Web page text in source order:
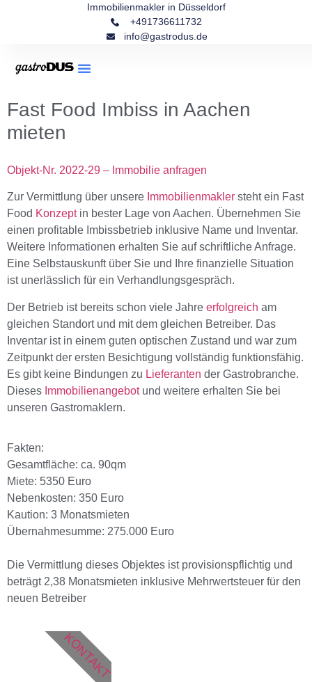
Immobilienmakler in Düsseldorf
info@gastrodus.de
+491736611732
Fast Food Imbiss in Aachen
mieten
Objekt-Nr. 2022-29 – Immobilie anfragen
Zur Vermittlung über unsere Immobilienmakler steht ein Fast
Food Konzeptin bester Lage von Aachen. Übernehmen Sie
einen profitable Imbissbetrieb inklusive Name und Inventar.
Weitere Informationen erhalten Sie auf schriftliche Anfrage.
Eine Selbstauskunft über Sie und Ihre finanzielle Situation
ist unerlässlich für ein Verhandlungsgespräch.
Der Betrieb ist bereits schon viele Jahre erfolgreich am
gleichen Standort und mit dem gleichen Betreiber. Das
Inventar ist in einem guten optischen Zustand und war zum
Zeitpunkt der ersten Besichtigung vollständig funktionsfähig.
Es gibt keine Bindungen zu Lieferanten der Gastrobranche.
Dieses Immobilienangebotund weitere erhalten Sie bei
unseren Gastromaklern.
Fakten:
Gesamtfläche: ca. 90qm
Miete: 5350 Euro
Nebenkosten: 350 Euro
Kaution: 3 Monatsmieten
Übernahmesumme: 275.000 Euro
Die Vermittlung dieses Objektes ist provisionspflichtig und
beträgt 2,38 Monatsmieten inklusive Mehrwertsteuer für den
neuen Betreiber
KONTAKT